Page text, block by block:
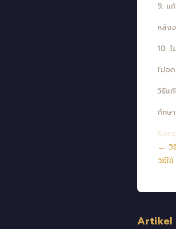
9. แ
หลัง
10.
ไม่จ
วิธีแก้
ศึกษ
← วิ
วิธีใ
Artikel